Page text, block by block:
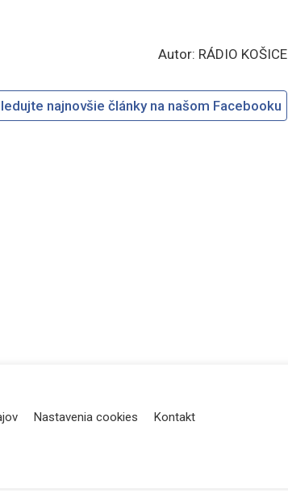
Autor: RÁDIO KOŠICE
najnovšie články na našom Facebooku
Nastavenia cookies
Kontakt